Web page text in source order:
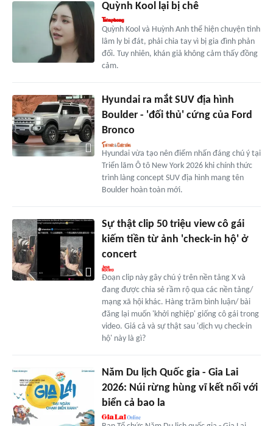
Quỳnh Kool lại bị chê
Quỳnh Kool và Huỳnh Anh thể hiện chuyện tình
lâm ly bi đát, phải chia tay vì bị gia đình phản
đối. Tuy nhiên, khán giả không cảm thấy đồng
cảm.
Hyundai ra mắt SUV địa hình
Boulder - 'đối thủ' cứng của Ford
Bronco
Hyundai vừa tạo nên điểm nhấn đáng chú ý tại
Triển lãm Ô tô New York 2026 khi chính thức
trình làng concept SUV địa hình mang tên
Boulder hoàn toàn mới.
Sự thật clip 50 triệu view cô gái
kiếm tiền từ ảnh 'check-in hộ' ở
concert
Đoạn clip này gây chú ý trên nền tảng X và
đang được chia sẻ rầm rộ qua các nền tảng/
mạng xã hội khác. Hàng trăm bình luận/ bài
đăng lại muốn 'khởi nghiệp' giống cô gái trong
video. Giá cả và sự thật sau 'dịch vụ check-in
hộ' này là gì?
Năm Du lịch Quốc gia - Gia Lai
2026: Núi rừng hùng vĩ kết nối với
biển cả bao la